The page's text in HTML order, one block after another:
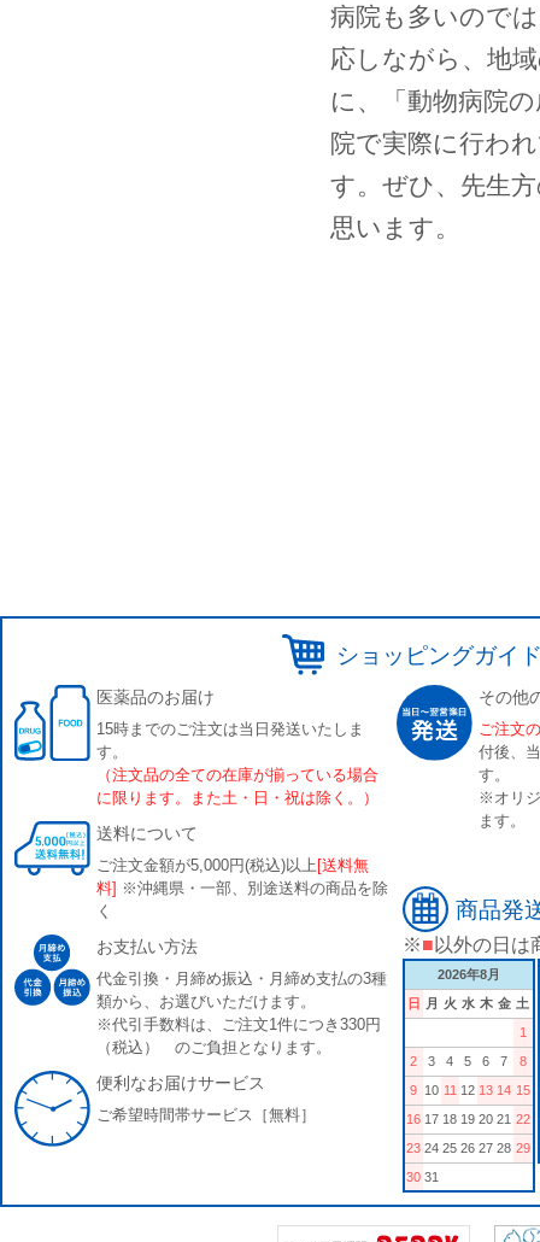
病院も多いので
応しながら、地
に、「動物病院
院で実際に行わ
す。ぜひ、先生
思います。
ショッピングガイ
医薬品のお届け
15時までのご注文は当日発送いたしま
す。
（注文品の全ての在庫が揃っている場合
に限ります。また土・日・祝は除く。）
送料について
ご注文金額が5,000円(税込)以上 [送料無
料] ※沖縄県・一部、別途送料の商品を除
く
お支払い方法
代金引換・月締め振込・月締め支払の3種
類から、お選びいただけます。
※代引手数料は、ご注文1件につき330円
（税込） のご負担となります。
便利なお届けサービス
ご希望時間帯サービス［無料］
その他
ご注文
付後、
す。
※オリ
ます。
商品発
※■ 以外の日は
2026年8月
日
月 火 水 木 金 土
1
2
3 4 5 6 7
8
9 10 11 12 13 14 15
16 17 18 19 20 21 22
23 24 25 26 27 28 29
30 31